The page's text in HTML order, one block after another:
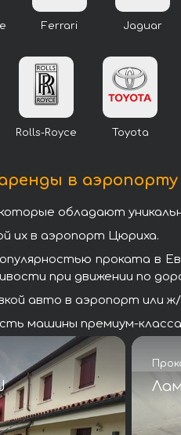
Ferrari Jaguar
Rolls-Royce Toyota
в
обладают
их в аэропорт Цюриха.
проката в
при движении по
авто в аэропорт или ж/
машины премиум-класса